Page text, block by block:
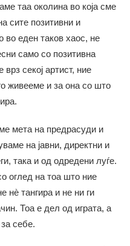
таа околина во која сме
сите позитивни и
во еден таков хаос, не
само со позитивна
секој артист, ние
живееме и за она со што
мета на предрасуди и
на јавни, директни и
така и од одредени луѓе.
оглед на тоа што ние
нè тангира и не ни ги
Тоа е дел од играта, а
себе.